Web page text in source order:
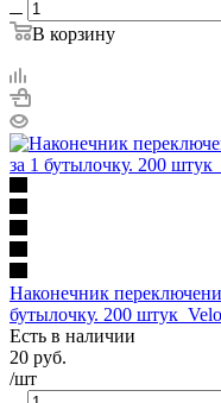
В корзину
Наконечник
бутылочку. 200
Есть в наличии
20 руб.
/шт